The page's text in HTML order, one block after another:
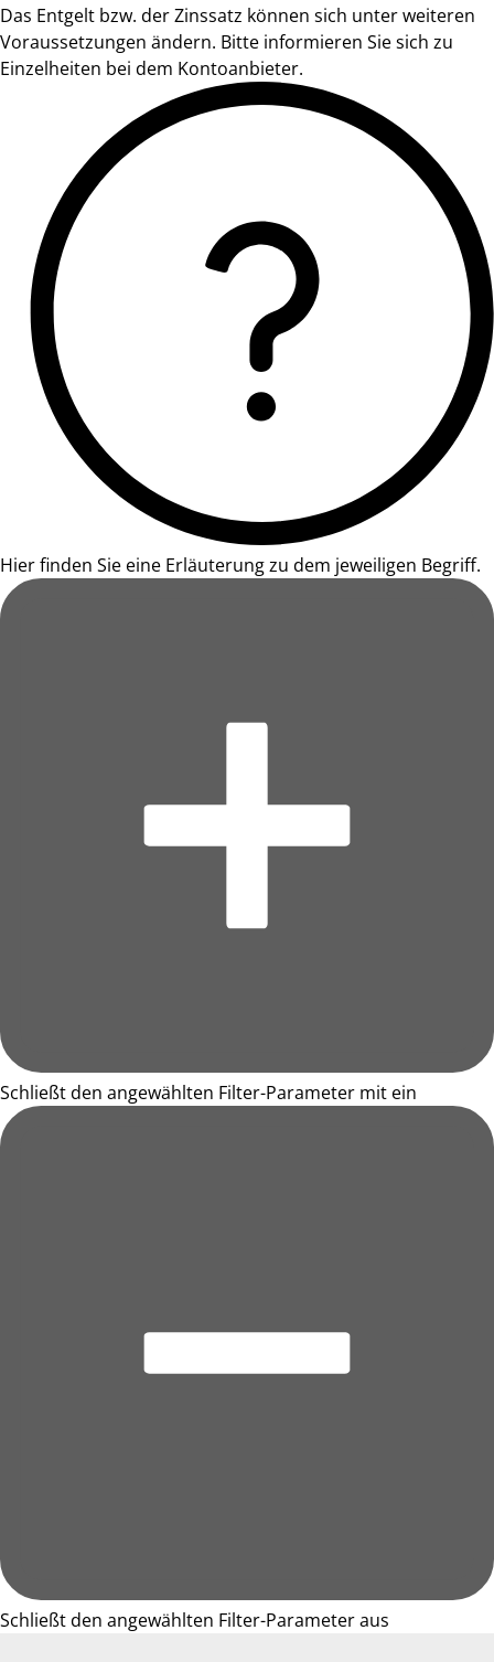
Das Entgelt bzw. der Zinssatz können sich unter weiteren
Voraussetzungen ändern. Bitte informieren Sie sich zu
Einzelheiten bei dem Kontoanbieter.
Hier finden Sie eine Erläuterung zu dem jeweiligen Begriff.
Schließt den angewählten Filter-Parameter mit ein
Schließt den angewählten Filter-Parameter aus